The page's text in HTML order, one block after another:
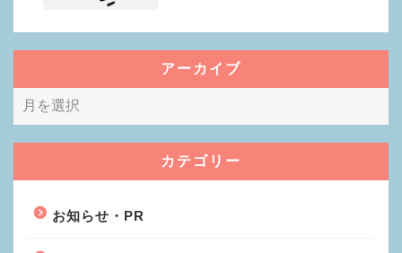
アーカイブ
カテゴリー
お知らせ・PR